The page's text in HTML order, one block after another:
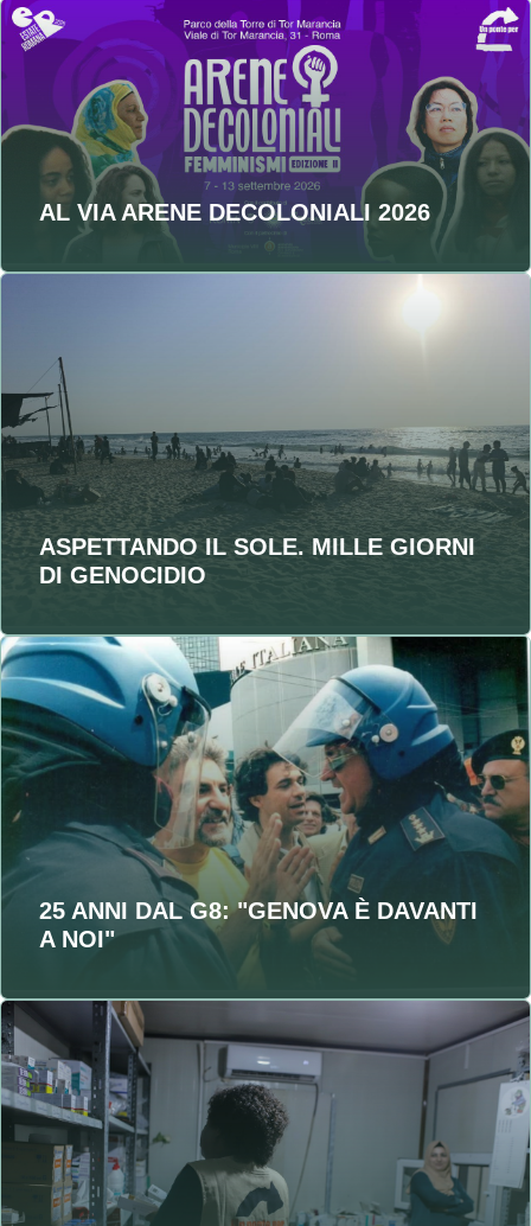
AL VIA ARENE DECOLONIALI 2026
ASPETTANDO IL SOLE. MILLE GIORNI
DI GENOCIDIO
25 ANNI DAL G8: "GENOVA È DAVANTI
A NOI"